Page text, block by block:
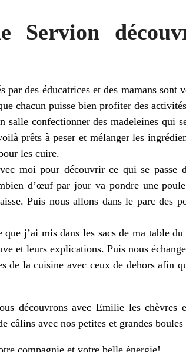
Servion
des éducatrices et des mamans sont
chacun puisse bien profiter des
confectionner des madeleines qui
prêts à peser et mélanger les
les cuire.
moi pour découvrir ce qui se
d’œuf par jour va pondre une
Puis nous allons dans le parc des
j’ai mis dans les sacs de ma table
et leurs explications. Puis nous
de la cuisine avec ceux de dehors afin
découvrons avec Emilie les chèvres
câlins avec nos petites et grandes
compagnie et votre belle énergie!